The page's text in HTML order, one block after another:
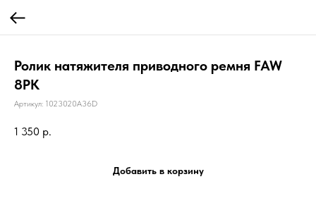
Ролик натяжителя приводного ремня FAW
8PK
Артикул: 1023020A36D
1 350 р.
Добавить в корзину